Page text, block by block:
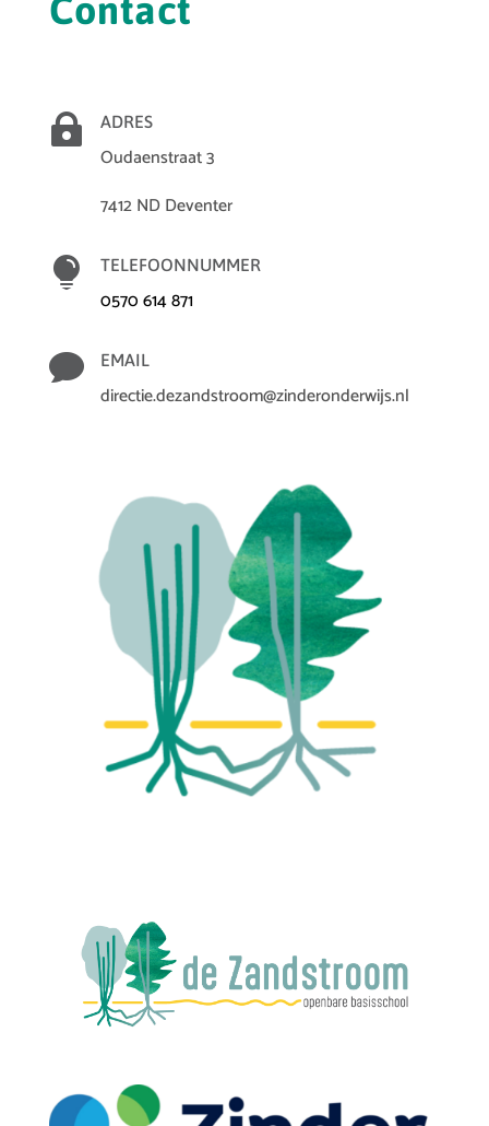
Contact
 ADRES
Oudaenstraat 3
7412 ND Deventer
 TELEFOONNUMMER
0570 614 871
 EMAIL
directie.dezandstroom@zinderonderwijs.nl